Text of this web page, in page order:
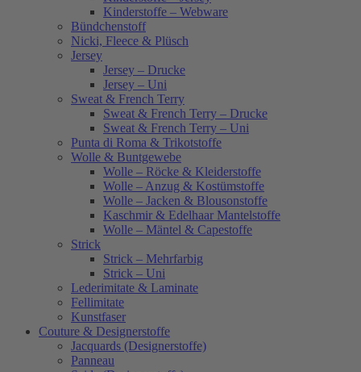
Kinderstoffe – Webware
Bündchenstoff
Nicki, Fleece & Plüsch
Jersey
Jersey – Drucke
Jersey – Uni
Sweat & French Terry
Sweat & French Terry – Drucke
Sweat & French Terry – Uni
Punta di Roma & Trikotstoffe
Wolle & Buntgewebe
Wolle – Röcke & Kleiderstoffe
Wolle – Anzug & Kostümstoffe
Wolle – Jacken & Blousonstoffe
Kaschmir & Edelhaar Mantelstoffe
Wolle – Mäntel & Capestoffe
Strick
Strick – Mehrfarbig
Strick – Uni
Lederimitate & Laminate
Fellimitate
Kunstfaser
Couture & Designerstoffe
Jacquards (Designerstoffe)
Panneau